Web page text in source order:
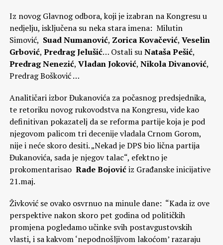
Iz novog Glavnog odbora, koji je izabran na Kongresu u
nedjelju, isključena su neka stara imena: Milutin
Simović, Suad Numanović, Zorica Kovačević, Veselin
Grbović, Predrag Jelušić… Ostali suNatašaPešić,
Predrag Nenezić, Vladan Joković, Nikola Divanović,
Predrag Bošković …
Analitičari izbor Đukanovića za počasnog predsjednika,
te retoriku novog rukovodstva na Kongresu, vide kao
definitivan pokazatelj da se reforma partije koja je pod
njegovom palicom tri decenije vladala Crnom Gorom,
nije i neće skoro desiti. „Nekad je DPS bio lična partija
Đukanovića, sada je njegov talac“, efektno je
prokomentarisao Rade Bojovićiz Građanske inicijative
21.maj.
Živković se ovako osvrnuo na minule dane: “Kada iz ove
perspektive nakon skoro pet godina od političkih
promjena pogledamo učinke svih postavgustovskih
vlasti, i sa kakvom ‘nepodnošljivom lakoćom’ razaraju